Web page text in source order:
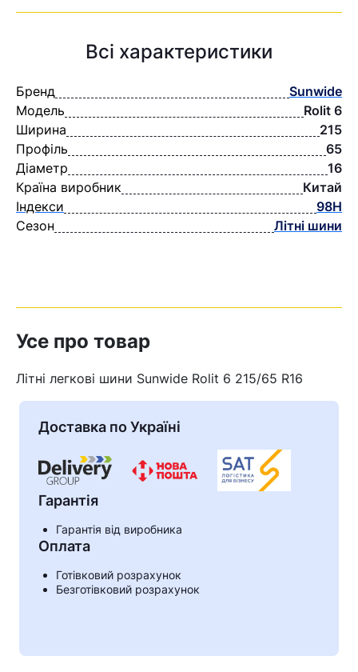
Кошик
Ваш номер надіслано.
Всі характеристики
Бренд
Sunwide
Модель
Rolit 6
Ширина
215
Профіль
65
Діаметр
16
Країна виробник
Китай
Індекси
98H
Сезон
Літні шини
Усе про товар
Літні легкові шини Sunwide Rolit 6 215/65 R16
Доставка по Україні
Гарантія
Гарантія від виробника
Оплата
Готівковий розрахунок
Безготівковий розрахунок